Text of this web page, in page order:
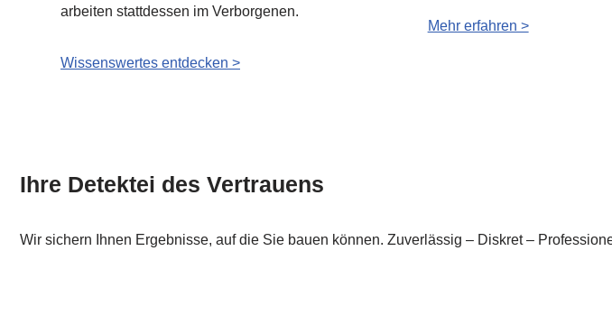
arbeiten stattdessen im Verborgenen.
Wissenswertes entdecken >
Mehr erfahren >
Ihre Detektei des Vertrauens
Wir sichern Ihnen Ergebnisse, auf die Sie bauen können. Zuverlässig – Diskret –